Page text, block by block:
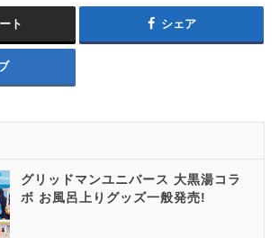
ト シェア
グリッドマンユニバース 大黒湯コラ
ボ お風呂上りグッズ一般発売!